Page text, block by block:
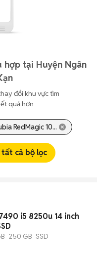
tại Huyện Ngân
đổi khu vực tìm
quả hơn
RedMagic 10...
cả bộ lọc
i5 8250u 14 inch
250 GB SSD